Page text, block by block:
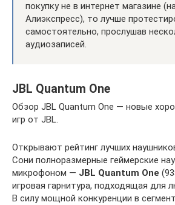
покупку не в интернет магазине
Алиэкспресс), то лучше
самостоятельно, прослушав
аудиозаписей.
JBL Quantum One
Обзор JBL Quantum One — новые
игр от JBL.
Открывают рейтинг лучших
Сони полноразмерные геймерские
микрофоном — JBL Quantum One
игровая гарнитура, подходящая для
В силу мощной конкуренции в